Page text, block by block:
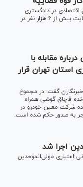
به ۴۰ پرونده کلان اقتصادی در دادگستری
استان تهران طی شش ماه اخیر خبر داد و گفت: شکایت بیش از ۶ هزار نفر در
پرونده کلان درباره مقابله با
استان تهران قرار
گفت: در مجموع
پرونده قاچاق گوشی همراه
شرکت معین خودرو در
اجرا شد
اعتباری مولی‌الموحدین